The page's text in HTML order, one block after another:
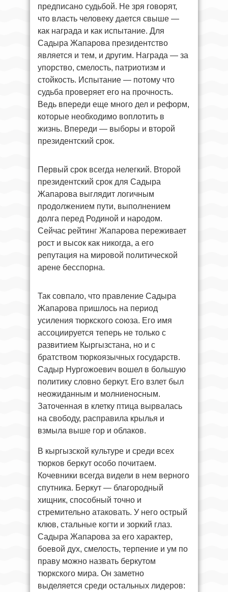
предписано судьбой. Не зря говорят,
что власть человеку дается свыше —
как награда и как испытание. Для
Садыра Жапарова президентство
является и тем, и другим. Награда — за
упорство, смелость, патриотизм и
стойкость. Испытание — потому что
судьба проверяет его на прочность.
Ведь впереди еще много дел и реформ,
которые необходимо воплотить в
жизнь. Впереди — выборы и второй
президентский срок.
Первый срок всегда нелегкий. Второй
президентский срок для Садыра
Жапарова выглядит логичным
продолжением пути, выполнением
долга перед Родиной и народом.
Сейчас рейтинг Жапарова переживает
рост и высок как никогда, а его
репутация на мировой политической
арене бесспорна.
Так совпало, что правление Садыра
Жапарова пришлось на период
усиления тюркского союза. Его имя
ассоциируется теперь не только с
развитием Кыргызстана, но и с
братством тюркоязычных государств.
Садыр Нургожоевич вошел в большую
политику словно беркут. Его взлет был
неожиданным и молниеносным.
Заточенная в клетку птица вырвалась
на свободу, расправила крылья и
взмыла выше гор и облаков.
В кыргызской культуре и среди всех
тюрков беркут особо почитаем.
Кочевники всегда видели в нем верного
спутника. Беркут — благородный
хищник, способный точно и
стремительно атаковать. У него острый
клюв, стальные когти и зоркий глаз.
Садыра Жапарова за его характер,
боевой дух, смелость, терпение и ум по
праву можно назвать беркутом
тюркского мира. Он заметно
выделяется среди остальных лидеров: